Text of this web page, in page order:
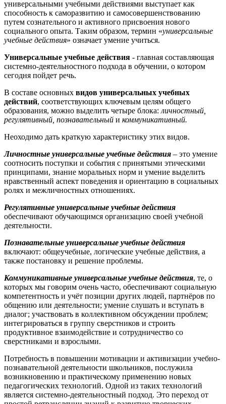
универсальными учебными действиями выступает как
способность к саморазвитию и самосовершенствованию
путем сознательного и активного присвоения нового
социального опыта. Таким образом, термин «универсальные
учебные действия» означает умение учиться.
Универсальные учебные действия - главная составляющая
системно-деятельностного подхода в обучении, о котором
сегодня пойдет речь.
В составе основных видов универсальных учебных
действий, соответствующих ключевым целям общего
образования, можно выделить четыре блока: личностный,
регулятивный, познавательный и коммуникативный.
Неоходимо дать краткую характеристику этих видов.
Личностные универсальные учебные действия – это умение
соотносить поступки и события с принятыми этическими
принципами, знание моральных норм и умение выделить
нравственный аспект поведения и ориентацию в социальных
ролях и межличностных отношениях.
Регулятивные универсальные учебные действия
обеспечивают обучающимся организацию своей учебной
деятельности.
Познавательные универсальные учебные действия
включают: общеучебные, логические учебные действия, а
также постановку и решение проблемы.
Коммуникативные универсальные учебные действия, те, о
которых мы говорим очень часто, обеспечивают социальную
компетентность и учёт позиции других людей, партнёров по
общению или деятельности; умение слушать и вступать в
диалог; участвовать в коллективном обсуждении проблем;
интегрироваться в группу сверстников и строить
продуктивное взаимодействие и сотрудничество со
сверстниками и взрослыми.
Потребность в повышении мотивации и активизации учебно-
познавательной деятельности школьников, послужила
возникновению и практическому применению новых
педагогических технологий. Одной из таких технологий
является системно-деятельностный подход. Это переход от